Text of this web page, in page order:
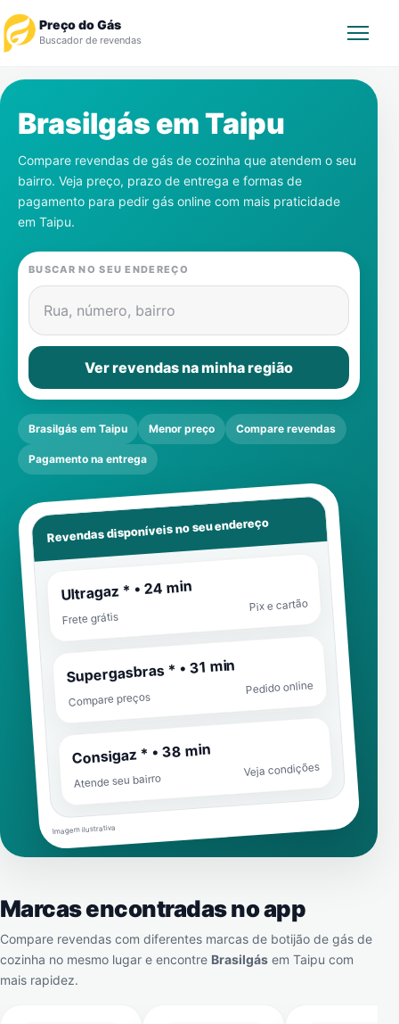
Preço do Gás
Buscador de revendas
Notícias
Gás
Contatos
Brasilgás emTaipu
Compare revendas de gás de cozinha que atendem o seu
bairro. Veja preço, prazo de entrega e formas de
pagamento para pedir gás online com mais praticidade
em Taipu.
BUSCAR NO SEU ENDEREÇO
Rua, número, bairro
Ver revendas na minha região
Brasilgás em Taipu Menor preço Compare revendas
Pagamento na entrega
Revendas disponíveis no seu endereço
Ultragaz * • 24 min
Frete grátis
Pix e cartão
Supergasbras * • 31 min
Compare preços
Pedido online
Consigaz * • 38 min
Atende seu bairro
Veja condições
Imagem ilustrativa
Marcas encontradas no app
Compare revendas com diferentes marcas de botijão de gás de
cozinha no mesmo lugar e encontre Brasilgás em Taipu com
mais rapidez.